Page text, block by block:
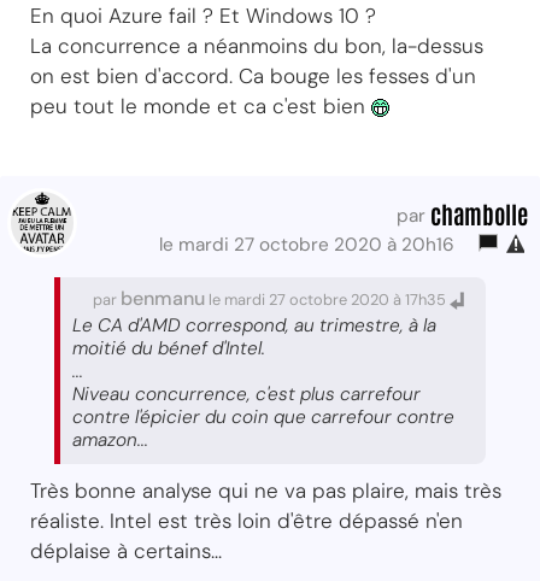
En quoi Azure fail ? Et Windows 10 ?
La concurrence a néanmoins du bon, la-dessus
on est bien d'accord. Ca bouge les fesses d'un
peu tout le monde et ca c'est bien
par chambolle
le mardi 27 octobre 2020 à 20h16
par benmanu le mardi 27 octobre 2020 à 17h35
Le CA d'AMD correspond, au trimestre, à la
moitié du bénef d'Intel.
...
Niveau concurrence, c'est plus carrefour
contre l'épicier du coin que carrefour contre
amazon...
Très bonne analyse qui ne va pas plaire, mais très
réaliste. Intel est très loin d'être dépassé n'en
déplaise à certains...